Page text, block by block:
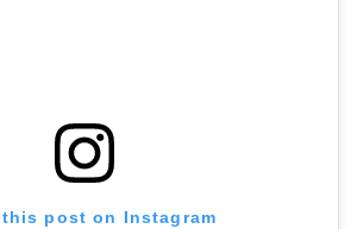
this post on Instagram